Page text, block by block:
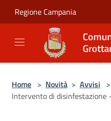
Regione Campania
Home > Novità > Avvisi >
Intervento di disinfestazione